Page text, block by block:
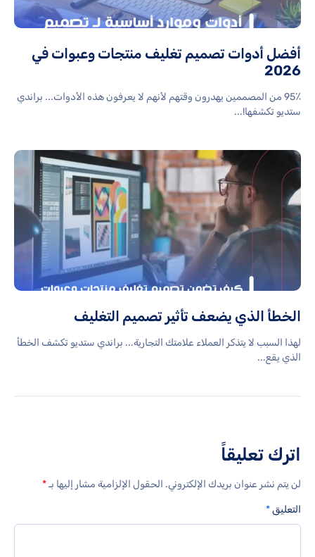
أفضل أدوات تصميم تغليف منتجات وعبوات في
2026
95٪ من المصممين يهدرون وقتهم لأنهم لا يعرفون هذه الأدوات... براندي
ستديو تكشفها!...
الخطأ الذي يضعف تأثير تصميم التغليف
لهذا السبب لا يتذكر العملاء علامتك التجارية... براندي ستديو تكشف الخطأ
الذي يقع...
اترك تعليقاً
لن يتم نشر عنوان بريدك الإلكتروني. الحقول الإلزامية مشار إليها بـ*
التعليق*